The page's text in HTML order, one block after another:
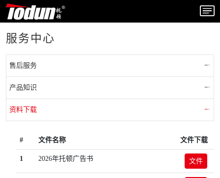
服务中心
售后服务
产品知识
资料下载
# 文件名称 文件下载
1 2026年托顿广告书 文件